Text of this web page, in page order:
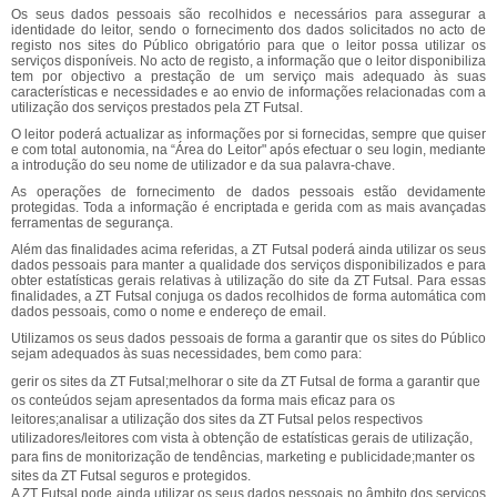
Os seus dados pessoais são recolhidos e necessários para assegurar a
identidade do leitor, sendo o fornecimento dos dados solicitados no acto de
registo nos sites do Público obrigatório para que o leitor possa utilizar os
serviços disponíveis. No acto de registo, a informação que o leitor disponibiliza
tem por objectivo a prestação de um serviço mais adequado às suas
características e necessidades e ao envio de informações relacionadas com a
utilização dos serviços prestados pela ZT Futsal.
O leitor poderá actualizar as informações por si fornecidas, sempre que quiser
e com total autonomia, na “Área do Leitor" após efectuar o seu login, mediante
a introdução do seu nome de utilizador e da sua palavra-chave.
As operações de fornecimento de dados pessoais estão devidamente
protegidas. Toda a informação é encriptada e gerida com as mais avançadas
ferramentas de segurança.
Além das finalidades acima referidas, a ZT Futsal poderá ainda utilizar os seus
dados pessoais para manter a qualidade dos serviços disponibilizados e para
obter estatísticas gerais relativas à utilização do site da ZT Futsal. Para essas
finalidades, a ZT Futsal conjuga os dados recolhidos de forma automática com
dados pessoais, como o nome e endereço de email.
Utilizamos os seus dados pessoais de forma a garantir que os sites do Público
sejam adequados às suas necessidades, bem como para:
gerir os sites da ZT Futsal;melhorar o site da ZT Futsal de forma a garantir que
os conteúdos sejam apresentados da forma mais eficaz para os
leitores;analisar a utilização dos sites da ZT Futsal pelos respectivos
utilizadores/leitores com vista à obtenção de estatísticas gerais de utilização,
para fins de monitorização de tendências, marketing e publicidade;manter os
sites da ZT Futsal seguros e protegidos.
A ZT Futsal pode ainda utilizar os seus dados pessoais no âmbito dos serviços